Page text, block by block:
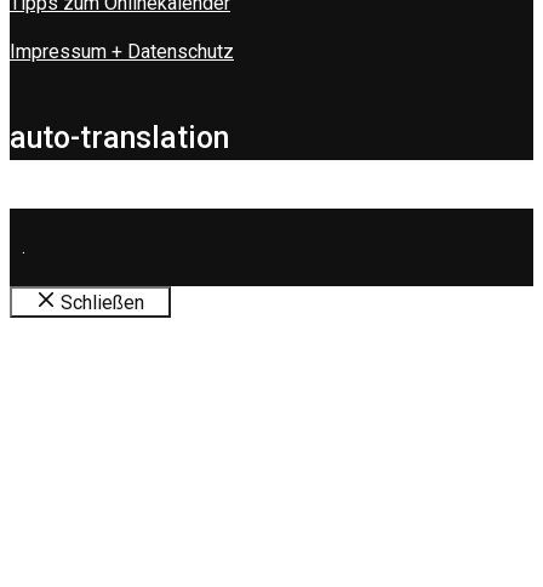
Impressum + Datenschutz
auto-translation
.
Schließen